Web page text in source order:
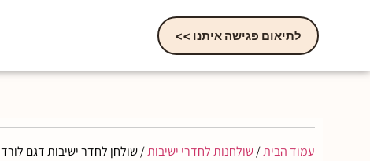
לתיאום פגישה איתנו >>
עמוד הבית/שולחנות לחדרי ישיבות/ שולחן לחדר ישיבות דגם לורד TB